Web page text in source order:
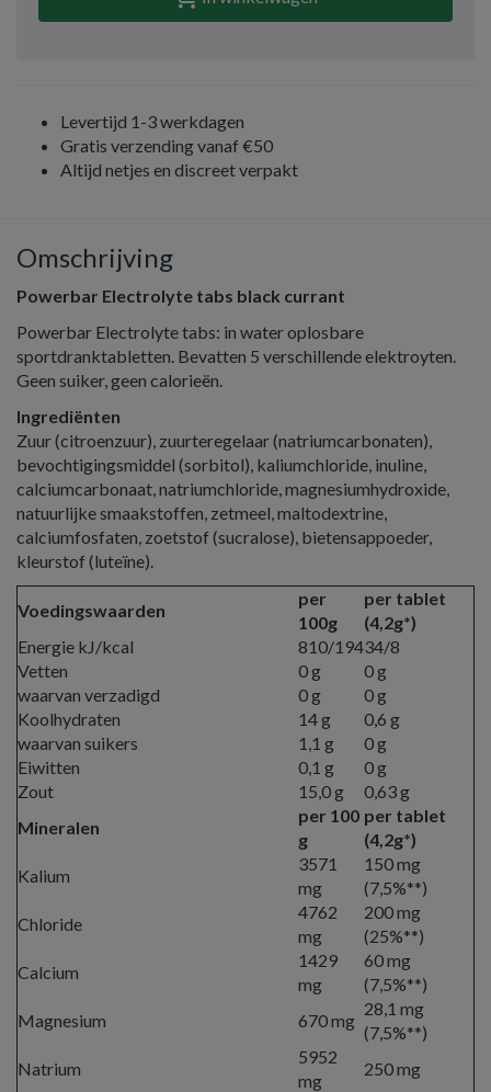
Levertijd 1-3 werkdagen
Gratis verzending vanaf €50
Altijd netjes en discreet verpakt
Omschrijving
Powerbar Electrolyte tabs black currant
Powerbar Electrolyte tabs: in water oplosbare
sportdranktabletten. Bevatten 5 verschillende elektroyten.
Geen suiker, geen calorieën.
Ingrediënten
Zuur (citroenzuur), zuurteregelaar (natriumcarbonaten),
bevochtigingsmiddel (sorbitol), kaliumchloride, inuline,
calciumcarbonaat, natriumchloride, magnesiumhydroxide,
natuurlijke smaakstoffen, zetmeel, maltodextrine,
calciumfosfaten, zoetstof (sucralose), bietensappoeder,
kleurstof (luteïne).
Voedingswaarden
per
100g
per tablet
(4,2g*)
Energie kJ/kcal
810/19434/8
Vetten
0 g
0 g
waarvan verzadigd
0 g
0 g
Koolhydraten
14 g
0,6 g
waarvan suikers
1,1 g
0 g
Eiwitten
0,1 g
0 g
Zout
15,0 g
0,63 g
Mineralen
per 100
g
per tablet
(4,2g*)
Kalium
3571
mg
150 mg
(7,5%**)
Chloride
4762
mg
200 mg
(25%**)
Calcium
1429
mg
60 mg
(7,5%**)
Magnesium
670 mg
28,1 mg
(7,5%**)
Natrium
5952
mg
250 mg